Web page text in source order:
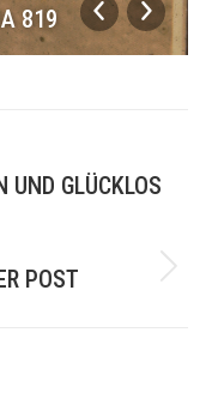
819
UND GLÜCKLOS
POST